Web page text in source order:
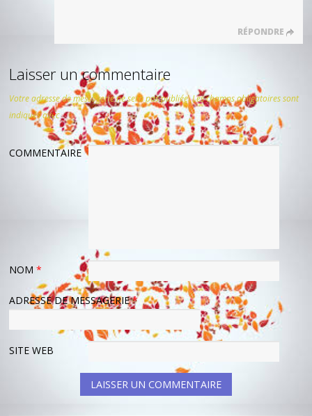
RÉPONDRE
Laisser un commentaire
Votre adresse de messagerie ne sera pas publiée.Les champs obligatoires sont
indiqués avec
*
COMMENTAIRE
NOM*
ADRESSE DE MESSAGERIE*
SITE WEB